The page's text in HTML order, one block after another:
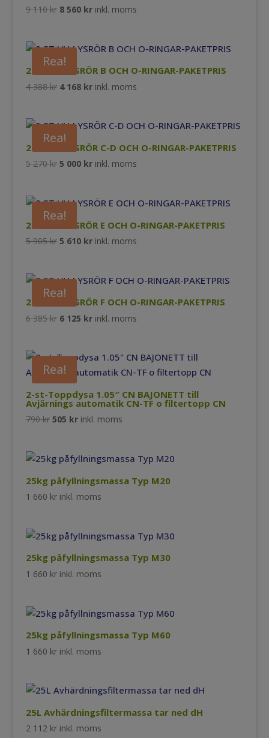
9 110kr Det
var:
9
110 kr.
8 560 krDet
är:
560 kr.
inkl. moms
Rea!
2 ST UV-LYSRÖR B OCH O-RINGAR-PAKETPRIS
4 388kr Det
var:
4
388 kr.
4 168 krDet
är:
168 kr.
inkl. moms
Rea!
2 ST UV-LYSRÖR C-D OCH O-RINGAR-PAKETPRIS
5 270kr Det
var:
5
270 kr.
5 000 krDet
är:
000 kr.
inkl. moms
Rea!
2 ST UV-LYSRÖR E OCH O-RINGAR-PAKETPRIS
5 905kr Det
var:
5
905 kr.
5 610 krDet
är:
610 kr.
inkl. moms
Rea!
2 ST UV-LYSRÖR F OCH O-RINGAR-PAKETPRIS
6 385kr Det
var:
6
385 kr.
6 125 krDet
är:
6
inkl. moms
Rea!
2-st-Toppdysa 1.05″ CN BAJONETT till
Avjärnings automatik CN-TF o filtertopp CN
790kr Det
var:
505 krDet
är:
inkl. moms
25kg påfyllningsmassa Typ M20
1 660 kr inkl. moms
25kg påfyllningsmassa Typ M30
1 660 kr inkl. moms
25kg påfyllningsmassa Typ M60
1 660 kr inkl. moms
25L Avhärdningsfiltermassa tar ned dH
2 112 kr inkl. moms